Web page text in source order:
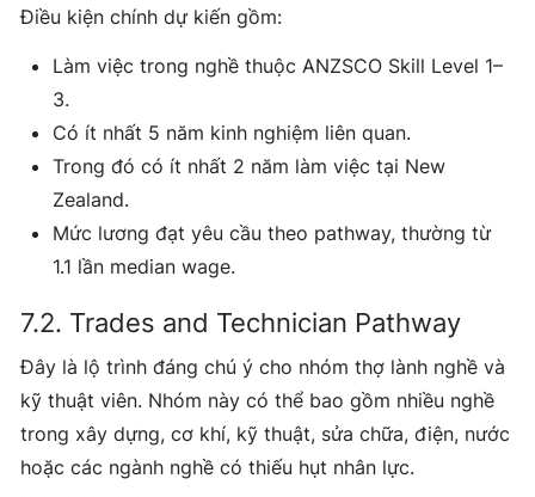
Điều kiện chính dự kiến gồm:
Làm việc trong nghề thuộc ANZSCO Skill Level 1–
3.
Có ít nhất 5 năm kinh nghiệm liên quan.
Trong đó có ít nhất 2 năm làm việc tại New
Zealand.
Mức lương đạt yêu cầu theo pathway, thường từ
1.1 lần median wage.
7.2. Trades and Technician Pathway
Đây là lộ trình đáng chú ý cho nhóm thợ lành nghề và
kỹ thuật viên. Nhóm này có thể bao gồm nhiều nghề
trong xây dựng, cơ khí, kỹ thuật, sửa chữa, điện, nước
hoặc các ngành nghề có thiếu hụt nhân lực.